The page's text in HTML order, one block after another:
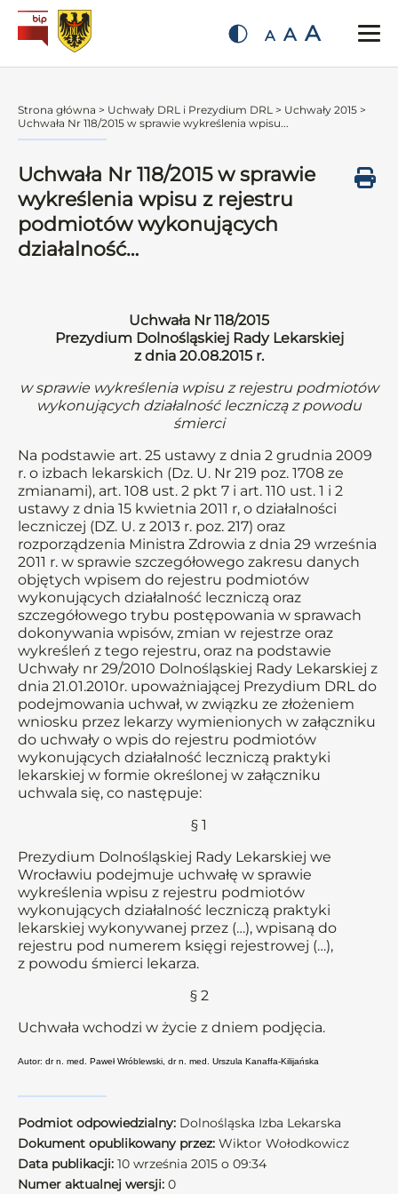
A A A
Strona główna > Uchwały DRL i Prezydium DRL > Uchwały 2015 >
Uchwała Nr 118/2015 w sprawie wykreślenia wpisu...
Uchwała Nr 118/2015 w sprawie
wykreślenia wpisu z rejestru
podmiotów wykonujących
działalność…
Uchwała Nr 118/2015
Prezydium Dolnośląskiej Rady Lekarskiej
z dnia 20.08.2015 r.
w sprawie wykreślenia wpisu z rejestru podmiotów
wykonujących działalność leczniczą z powodu
śmierci
Na podstawie art. 25 ustawy z dnia 2 grudnia 2009
r. o izbach lekarskich (Dz. U. Nr 219 poz. 1708 ze
zmianami), art. 108 ust. 2 pkt 7 i art. 110 ust. 1 i 2
ustawy z dnia 15 kwietnia 2011 r, o działalności
leczniczej (DZ. U. z 2013 r. poz. 217) oraz
rozporządzenia Ministra Zdrowia z dnia 29 września
2011 r. w sprawie szczegółowego zakresu danych
objętych wpisem do rejestru podmiotów
wykonujących działalność leczniczą oraz
szczegółowego trybu postępowania w sprawach
dokonywania wpisów, zmian w rejestrze oraz
wykreśleń z tego rejestru, oraz na podstawie
Uchwały nr 29/2010 Dolnośląskiej Rady Lekarskiej z
dnia 21.01.2010r. upoważniającej Prezydium DRL do
podejmowania uchwał, w związku ze złożeniem
wniosku przez lekarzy wymienionych w załączniku
do uchwały o wpis do rejestru podmiotów
wykonujących działalność leczniczą praktyki
lekarskiej w formie określonej w załączniku
uchwala się, co następuje:
§ 1
Prezydium Dolnośląskiej Rady Lekarskiej we
Wrocławiu podejmuje uchwałę w sprawie
wykreślenia wpisu z rejestru podmiotów
wykonujących działalność leczniczą praktyki
lekarskiej wykonywanej przez (…), wpisaną do
rejestru pod numerem księgi rejestrowej (…),
z powodu śmierci lekarza.
§ 2
Uchwała wchodzi w życie z dniem podjęcia.
Autor: dr n. med. Paweł Wróblewski, dr n. med. Urszula Kanaffa-Kilijańska
Podmiot odpowiedzialny: Dolnośląska Izba Lekarska
Dokument opublikowany przez: Wiktor Wołodkowicz
Data publikacji: 10 września 2015 o 09:34
Numer aktualnej wersji: 0